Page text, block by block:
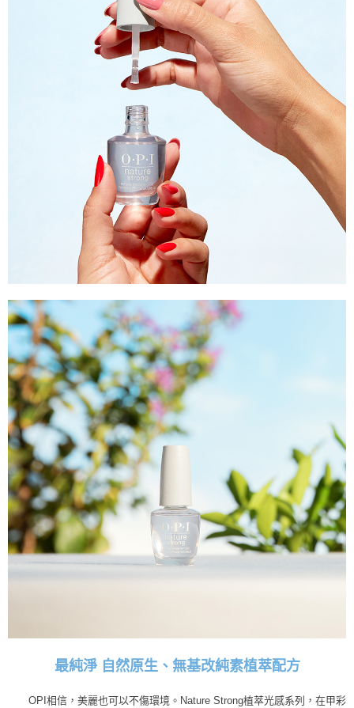
最純淨 自然原生、無基改純素植萃配方
OPI相信，美麗也可以不傷環境。 Nature Strong植萃光感系列， 在甲彩